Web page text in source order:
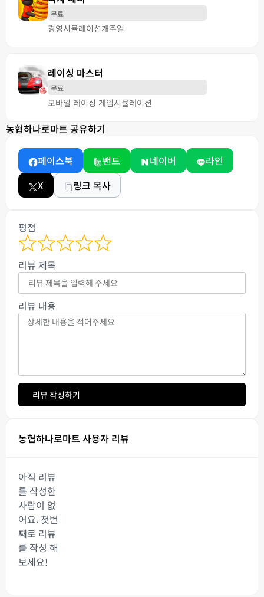
무료
경영시뮬레이션캐주얼
레이싱 마스터
무료
모바일 레이싱 게임시뮬레이션
농협하나로마트 공유하기
페이스북 밴드 네이버
라인
X
링크 복사
평점
리뷰 제목
리뷰 내용
리뷰 작성하기
농협하나로마트 사용자 리뷰
아직 리뷰
를 작성한
사람이 없
어요. 첫번
째로 리뷰
를 작성 해
보세요!